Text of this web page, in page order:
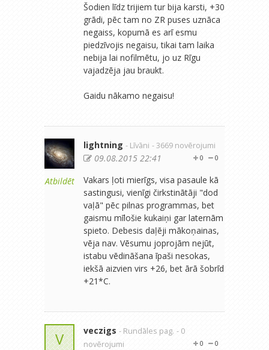
Šodien līdz trijiem tur bija karsti, +30
grādi, pēc tam no ZR puses uznāca
negaiss, kopumā es arī esmu
piedzīvojis negaisu, tikai tam laika
nebija lai nofilmētu, jo uz Rīgu
vajadzēja jau braukt.
Gaidu nākamo negaisu!
Atbildēt
lightning - Līvāni - 3669 novērojumi
0
0
09.08.2015 22:41
Vakars ļoti mierīgs, visa pasaule kā
sastingusi, vienīgi čirkstinātāji "dod
vaļā" pēc pilnas programmas, bet
gaismu mīlošie kukaiņi gar laternām
spieto. Debesis daļēji mākoņainas,
vēja nav. Vēsumu joprojām nejūt,
istabu vēdināšana īpaši nesokas,
iekšā aizvien virs +26, bet ārā šobrīd
+21*C.
V veczigs - Rundāles pag. - 0
novērojumi
0
0